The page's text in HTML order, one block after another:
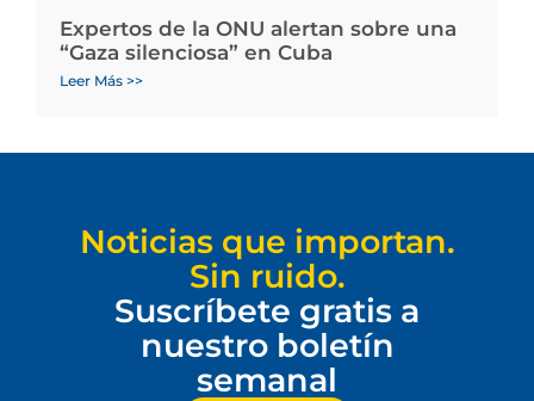
Expertos de la ONU alertan sobre una
“Gaza silenciosa” en Cuba
Leer Más >>
Noticias que importan.
Sin ruido.
Suscríbete gratis a
nuestro boletín
semanal